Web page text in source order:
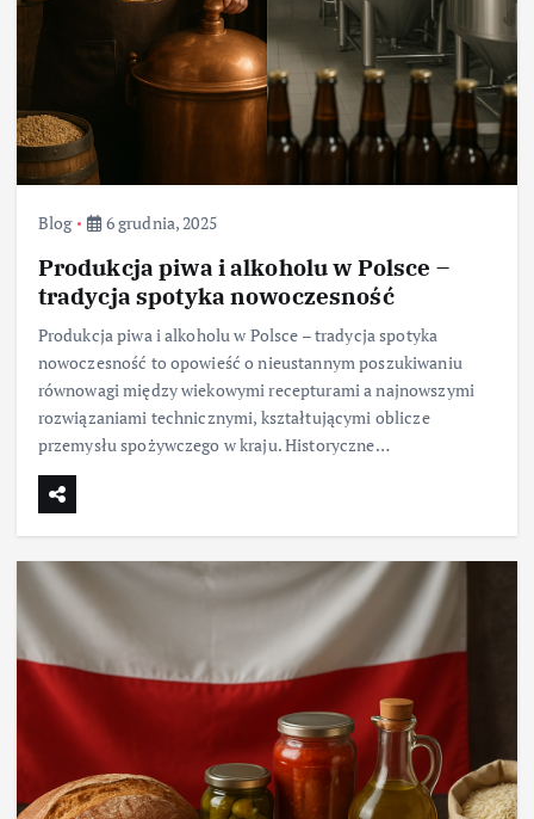
Blog 6 grudnia, 2025
Produkcja piwa i alkoholu w Polsce –
tradycja spotyka nowoczesność
Produkcja piwa i alkoholu w Polsce – tradycja spotyka
nowoczesność to opowieść o nieustannym poszukiwaniu
równowagi między wiekowymi recepturami a najnowszymi
rozwiązaniami technicznymi, kształtującymi oblicze
przemysłu spożywczego w kraju. Historyczne…